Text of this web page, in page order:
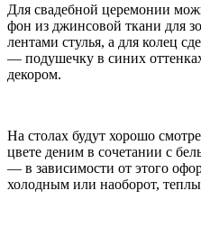
Для свадебной церемонии
фон из джинсовой ткани для
лентами стулья, а для колец
— подушечку в синих
декором.
На столах будут хорошо
цвете деним в сочетании с
— в зависимости от этого
холодным или наоборот,